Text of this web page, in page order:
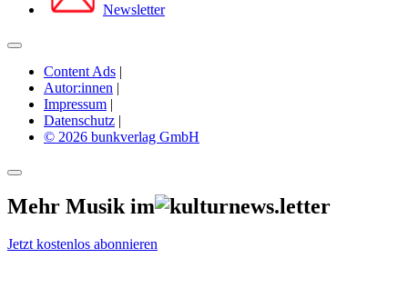
Newsletter
Content Ads |
Autor:innen |
Impressum |
Datenschutz |
© 2026 bunkverlag GmbH
Mehr Musik im
Jetzt kostenlos abonnieren